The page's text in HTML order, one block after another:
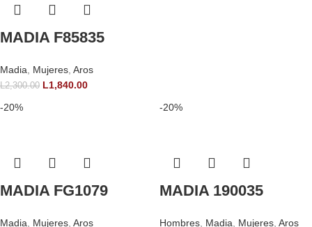
MADIA F85835
Madia Mujeres Aros
L2,300.00 L1,840.00
-20%
MADIA FG1079
Madia Mujeres Aros
-20%
MADIA 190035
Hombres Madia Mujeres Aros